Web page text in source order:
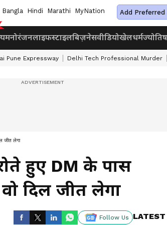
Bangla Hindi Marathi MyNation Add Preferred
मनोरंजनलाइफस्टाइलबिज़नेसवीडियोखेलधर्मज्योतिष
Pune Expressway Delhi Tech Professional Murder
जीत लेगा
हुए DM के पास
दिल जीत लेगा
Follow Us LATEST